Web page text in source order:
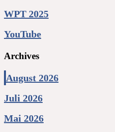
WPT 2025
YouTube
Archives
August 2026
Juli 2026
Mai 2026